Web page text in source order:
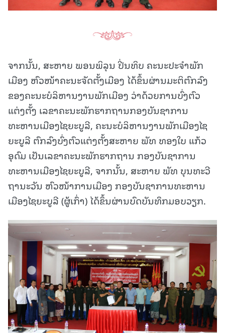
ຈາກນັ້ນ, ສະຫາຍ ພອນພິລຸນ ປີ່ນທິບ ຄະນະປະຈຳພັກ
ເມືອງ ຫົວໜ້າຄະນະຈັດຕັ້ງເມືອງ ໄດ້ຂຶ້ນຜ່ານມະຕິຕົກລົງ
ຂອງຄະນະບໍລິຫານງານພັກເມືອງ ວ່າດ້ວຍການບົ່ງຕົວ
ແຕ່ງຕັ້ງ ເລຂາຄະນະພັກຮາກຖານກອງບັນຊາການ
ທະຫານເມືອງໄຊຍະບູລີ, ຄະນະບໍລິຫານງານພັກເມືອງໄຊ
ຍະບູລີ ຕົກລົງບົ່ງຕົວແຕ່ງຕັ້ງສະຫາຍ ພັທ ທອງໃບ ແກ້ວ
ອຸດົມ ເປັນເລຂາຄະນະພັກຮາກຖານ ກອງບັນຊາການ
ທະຫານເມືອງໄຊຍະບູລີ, ຈາກນັ້ນ, ສະຫາຍ ພັທ ບຸນທະວີ
ຖານະວັນ ຫົວໜ້າການເມືອງ ກອງບັນຊາການທະຫານ
ເມືອງໄຊຍະບູລີ (ຜູ້ເກົ່າ) ໄດ້ຂຶ້ນຜ່ານບົດບັນທຶກມອບວຽກ.